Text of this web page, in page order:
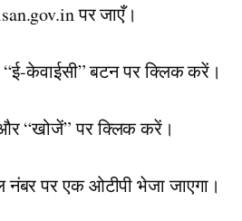
पर जाएँ।
“ई-केवाईसी” बटन पर क्लिक करें।
“खोजें” पर क्लिक करें।
पर एक ओटीपी भेजा जाएगा।